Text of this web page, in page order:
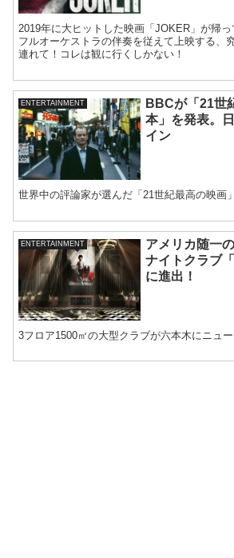
2019年に大ヒットした映画「JOKER」が帰
フルオーケストラの伴奏を従えて上映する、
連れて！コレは観に行くしかない！
ENTERTAINMENT
BBCが「21世
本」を発表。
イン
世界中の評論家が選んだ「21世紀最高の映画
ENTERTAINMENT
アメリカ随一
ナイトクラブ
に進出！
3フロア1500㎡の大型クラブが六本木にニュー